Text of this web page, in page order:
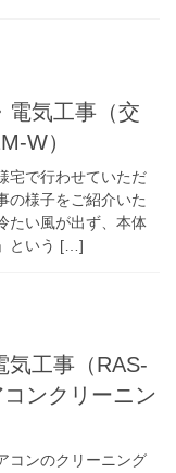
電気工事（交
W）
宅で行わせていただ
の様子をご紹介いた
たい風が出ず、本体
という […]
気工事（RAS-
ンクリーニン
コンのクリーニング